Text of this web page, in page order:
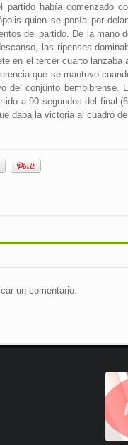
había comenzado
quien se ponía por
del partido. De la mano
las ripenses
en el tercer cuarto
que se mantuvo
del conjunto bembibrense.
a 90 segundos del final
daba la victoria al cuadro
un comentario.